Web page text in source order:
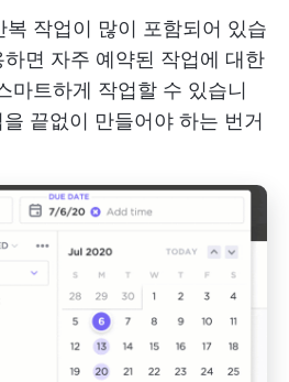
작업이 많이 포함되어 있습
면 자주 예약된 작업에 대한
마트하게 작업할 수 있습니
끝없이 만들어야 하는 번거